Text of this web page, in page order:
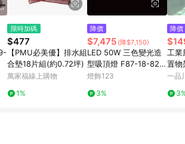
天，根據台灣樂天回饋規定，逾期訂單將
議，台灣樂天市場保有更改條款與法律
以樂天市場網站公告為準。
限時加碼
$477
【PMU必美優】排水組
合墊18片組(約0.72坪)
萬家福線上購物
1%
降價
$7,475 (降$7,150)
LED 50W 三色變光造
型吸頂燈 F87-18-821
81
燈飾123
3%
降價
工業
置物
一品